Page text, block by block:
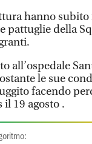
hanno
pattuglie della
all’ospedale
le sue
facendo
il 19 agosto .